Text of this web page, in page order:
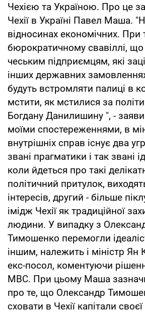
Чехією та Україною. Про це
Чехії в Україні Павел Маша.
відносинах економічних. При
бюрократичному свавіллі, що
чеським підприємцям, які
інших державних
будуть встромляти палиці в
мстити, як мстилися за
Богдану Данилишину ", -
моїми спостереженнями, в
внутрішніх справ існує два
звані прагматики і так звані
коли йдеться про такі
політичний притулок,
інтересів, другий - більше
імідж Чехії як традиційної
людини. У випадку з
Тимошенко перемогли
іншим, належить і міністр Ян
екс-посол, коментуючи
МВС. При цьому Маша
про те, що Олександр
сховати в Чехії капітали